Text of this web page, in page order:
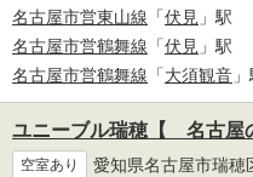
名古屋市営東山線 「伏見 」駅
名古屋市営鶴舞線 「伏見 」駅
名古屋市営鶴舞線 「大須観音
ユニーブル瑞穂【 名古屋
空室あり 愛知県名古屋市瑞穂